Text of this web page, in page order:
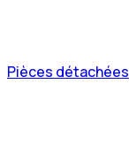
Pièces détachées